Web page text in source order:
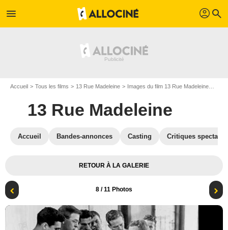
menu profil search
Accueil Tous les films 13 Rue Madeleine Images du film 13 Rue Madeleine
13 Rue Madeleine
Accueil Bandes-annonces Casting Critiques
RETOUR À LA GALERIE
8 / 11 Photos